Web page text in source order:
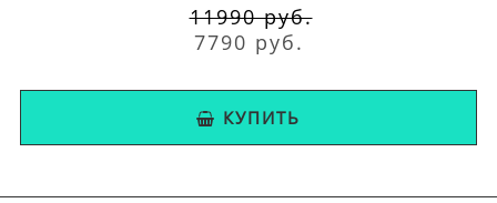
11990 руб.
7790 руб.
КУПИТЬ